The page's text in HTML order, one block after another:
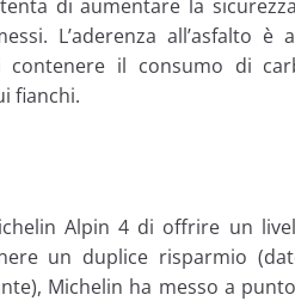
di aumentare la
L’aderenza all’asfalto è
il consumo di
fianchi.
Alpin 4 di offrire un
un duplice risparmio
Michelin ha messo a